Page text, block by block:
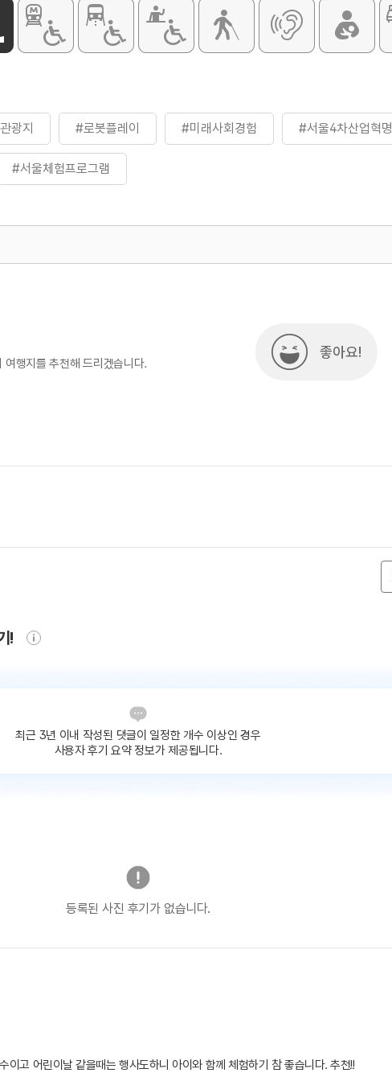
광지 #로봇플레이 #미래사회경험 #서울4차산업혁명
#서울체험프로그램
행지를 추천해 드리겠습니다.
좋아요!
!
최근 3년 이내 작성된 댓글이 일정한 개수 이상인 경우
사용자 후기 요약 정보가 제공됩니다.
등록된 사진 후기가 없습니다.
이고 어린이날 같을때는 행사도하니 아이와 함께 체험하기 참 좋습니다. 추천!!